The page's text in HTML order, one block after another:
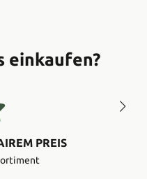
einkaufen?
PREIS